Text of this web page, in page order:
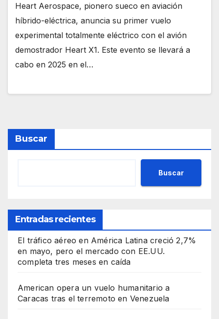
Heart Aerospace, pionero sueco en aviación
híbrido-eléctrica, anuncia su primer vuelo
experimental totalmente eléctrico con el avión
demostrador Heart X1. Este evento se llevará a
cabo en 2025 en el…
Buscar
Buscar
Entradas recientes
El tráfico aéreo en América Latina creció 2,7%
en mayo, pero el mercado con EE.UU.
completa tres meses en caída
American opera un vuelo humanitario a
Caracas tras el terremoto en Venezuela